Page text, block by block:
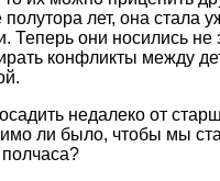
лет, она стала
они носились не
конфликты между
недалеко от
ли было, чтобы мы